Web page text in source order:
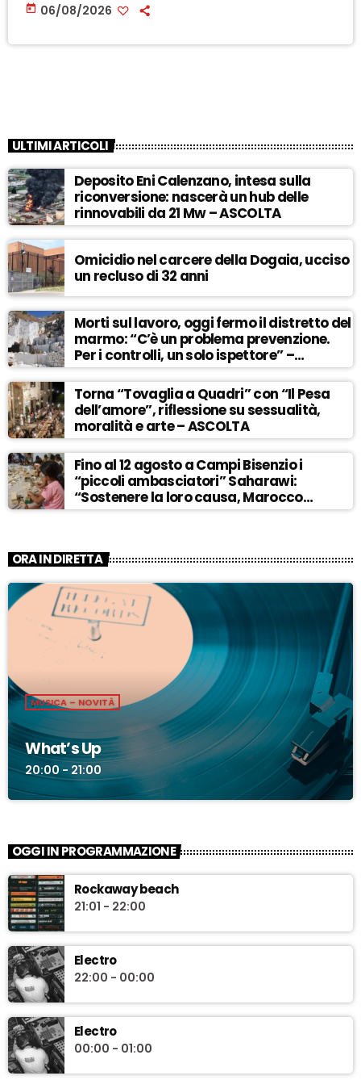
today 06/08/2026
ULTIMI ARTICOLI
Deposito Eni Calenzano, intesa sulla
riconversione: nascerà un hub delle
rinnovabili da 21 Mw – ASCOLTA
Omicidio nel carcere della Dogaia, ucciso
un recluso di 32 anni
Morti sul lavoro, oggi fermo il distretto del
marmo: “C’è un problema prevenzione.
Per i controlli, un solo ispettore” –
ASCOLTA
Torna “Tovaglia a Quadri” con “Il Pesa
dell’amore”, riflessione su sessualità,
moralità e arte – ASCOLTA
Fino al 12 agosto a Campi Bisenzio i
“piccoli ambasciatori” Saharawi:
“Sostenere la loro causa, Marocco
sempre più invadente” – ASCOLTA
ORA IN DIRETTA
MUSICA – NOVITÀ
What’s Up
20:00 - 21:00
OGGI IN PROGRAMMAZIONE
Rockaway beach
21:01 - 22:00
Electro
22:00 - 00:00
Electro
00:00 - 01:00